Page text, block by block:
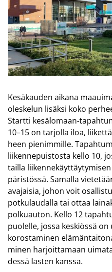
Ke­sä­kau­den ai­ka­na
oles­ke­lun li­säk­si koko
Start­ti kesälomaan-​
10–15 on tar­jol­la iloa,
heen pie­nim­mil­le.
lii­ken­ne­puis­tos­ta kello 10,
tail­la
pä­ris­tös­sä. Sa­mal­la
ava­jai­sia, johon voit
pot­ku­lau­dal­la tai ottaa
pol­kuau­ton. Kello 12
puo­lel­le, jossa kes­kiös­sä
ko­ros­ta­mi­nen
mi­nen har­joit­ta­maan
des­sä las­ten kans­sa.